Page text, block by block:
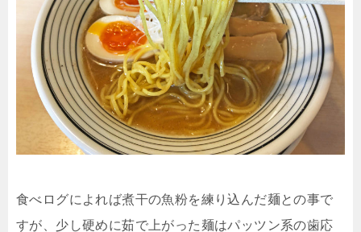
食べログによれば煮干の魚粉を練り込んだ麺との事で
すが、少し硬めに茹で上がった麺はパッツン系の歯応